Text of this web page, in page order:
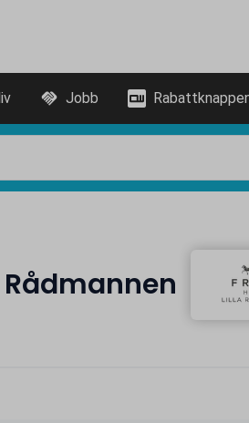
Jobb